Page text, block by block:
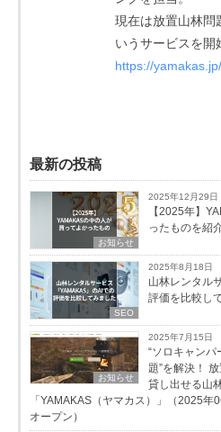
現在は放置山林問
いうサービスを開
https://yamakas.jp/
最新の投稿
お知らせ
2025年12月29日
【2025年】
ったものを紹
SEO
2025年8月18日
山林レンタル
評価を比較し
お知らせ
2025年7月15日
“ソロキャンパ
題”を解決！
貸し出せる山
「YAMAKAS（ヤマカス）」（2025
オープン）